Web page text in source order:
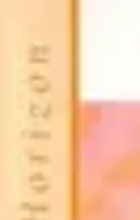
Mode Bébé